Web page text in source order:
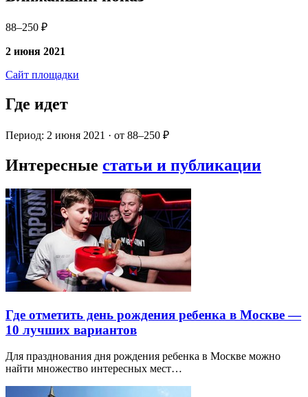
88–250 ₽
2 июня 2021
Сайт площадки
Где идет
Период: 2 июня 2021 · от 88–250 ₽
Интересные статьи и публикации
Где отметить день рождения ребенка в Москве —
10 лучших вариантов
Для празднования дня рождения ребенка в Москве можно
найти множество интересных мест…